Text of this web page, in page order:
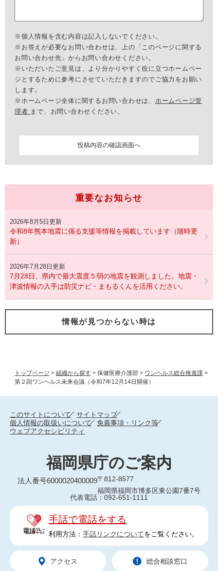
トップページ > 組織から探す > 保健医療介護部 > ワンヘルス総合推進課 >
第２回ワンヘルス未来会議（令和7年12月14日開催）
※個人情報を含む内容は記入しないでください。
※お答えが必要なお問い合わせは、上の「このページに関する
お問い合わせ先」からお問い合わせください。
※いただいたご意見は、より分かりやすく役に立つホームペー
ジとするために参考にさせていただきますのでご協力をお願い
します。
※ホームページ全体に関するお問い合わせは、 ホームページ管
理者 まで、お問い合わせください。
重要なお知らせ
2026年8月5日更新
令和8年熊本地震に係る支援等情報を掲載しています（随時更
新）
2026年7月28日更新
7月28日、県内で最大震度５弱の地震を観測しました。地震・
津波情報の入手は防災ナビ・まもるくんを活用ください。
情報が見つからない時は
このサイトについて
サイトマップ
個人情報の取扱いについて
免責事項・リンク等
ウェブアクセシビリティ
福岡県庁のご案内
法人番号6000020400009〒812-8577
福岡県福岡市博多区東公園7番7号
代表電話：092-651-1111
手話で電話をする
利用方法： 手話リンクについてをご覧ください。
アクセス 総合相談窓口